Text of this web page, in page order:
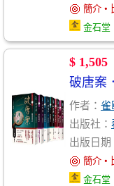
簡介 •
金石堂
$ 1,505
破唐案
作者： 雀
出版社：
出版日
簡介 •
金石堂